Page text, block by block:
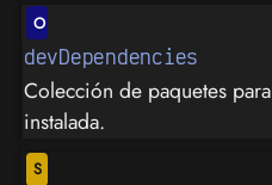
devDependencies
Colección de paquetes
instalada.